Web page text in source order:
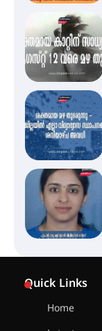
Quick Links
Home